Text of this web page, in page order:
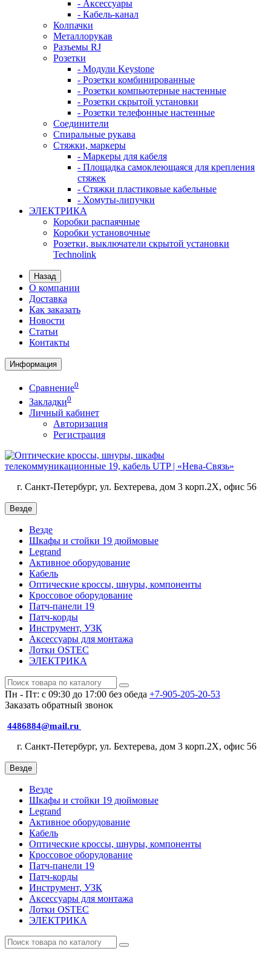
- Аксессуары
- Кабель-канал
Колпачки
Металлорукав
Разъемы RJ
Розетки
- Модули Keystone
- Розетки комбинированные
- Розетки компьютерные настенные
- Розетки скрытой установки
- Розетки телефонные настенные
Соединители
Спиральные рукава
Стяжки, маркеры
- Маркеры для кабеля
- Площадка самоклеющаяся для крепления
стяжек
- Стяжки пластиковые кабельные
- Хомуты-липучки
ЭЛЕКТРИКА
Коробки распаячные
Коробки установочные
Розетки, выключатели скрытой установки
Technolink
Назад
О компании
Доставка
Как заказать
Новости
Статьи
Контакты
Информация
Сравнение0
Закладки0
Личный кабинет
Авторизация
Регистрация
г. Санкт-Петербург, ул. Бехтерева, дом 3 корп.2X, офис 56
Везде
Везде
Шкафы и стойки 19 дюймовые
Legrand
Активное оборудование
Кабель
Оптические кроссы, шнуры, компоненты
Кроссовое оборудование
Патч-панели 19
Патч-корды
Инструмент, УЗК
Аксессуары для монтажа
Лотки OSTEC
ЭЛЕКТРИКА
Пн - Пт: с 09:30 до 17:00 без обеда +7-905-205-20-53
Заказать обратный звонок
4486884@mail.ru
г. Санкт-Петербург, ул. Бехтерева, дом 3 корп.2X, офис 56
Везде
Везде
Шкафы и стойки 19 дюймовые
Legrand
Активное оборудование
Кабель
Оптические кроссы, шнуры, компоненты
Кроссовое оборудование
Патч-панели 19
Патч-корды
Инструмент, УЗК
Аксессуары для монтажа
Лотки OSTEC
ЭЛЕКТРИКА